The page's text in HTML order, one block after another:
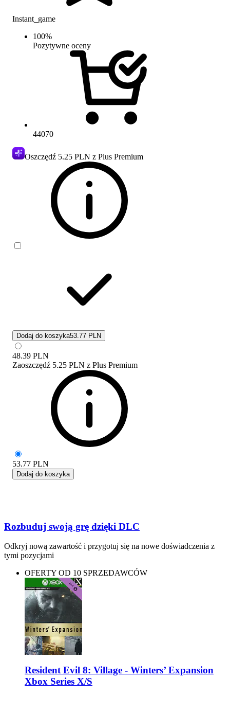
Instant_game
100%
Pozytywne oceny
44070
Oszczędź 5.25 PLN z Plus Premium
Dodaj do koszyka53.77 PLN
48.39 PLN
Zaoszczędź 5.25 PLN z Plus Premium
53.77 PLN
Dodaj do koszyka
Rozbuduj swoją grę dzięki DLC
Odkryj nową zawartość i przygotuj się na nowe doświadczenia z
tymi pozycjami
OFERTY OD 10 SPRZEDAWCÓW
Resident Evil 8: Village - Winters’ Expansion
Xbox Series X/S